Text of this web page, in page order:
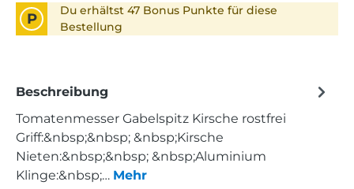
P
Du erhältst 47 Bonus Punkte für diese
Bestellung
Beschreibung
Tomatenmesser Gabelspitz Kirsche rostfrei
Griff:&nbsp;&nbsp; &nbsp;Kirsche
Nieten:&nbsp;&nbsp; &nbsp;Aluminium
Klinge:&nbsp;… Mehr